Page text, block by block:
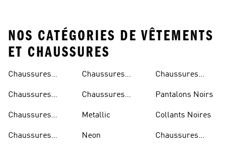
NOS CATÉGORIES DE VÊTEMENTS
ET CHAUSSURES
Chaussures
Chaussures
Chaussures
Chaussures
Chaussures
Chaussures
Metallic
Neon
Chaussures
Pantalons Noirs
Collants Noires
Chaussures